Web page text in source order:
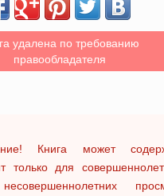
удалена по требованию
правообладателя
Книга может
только для